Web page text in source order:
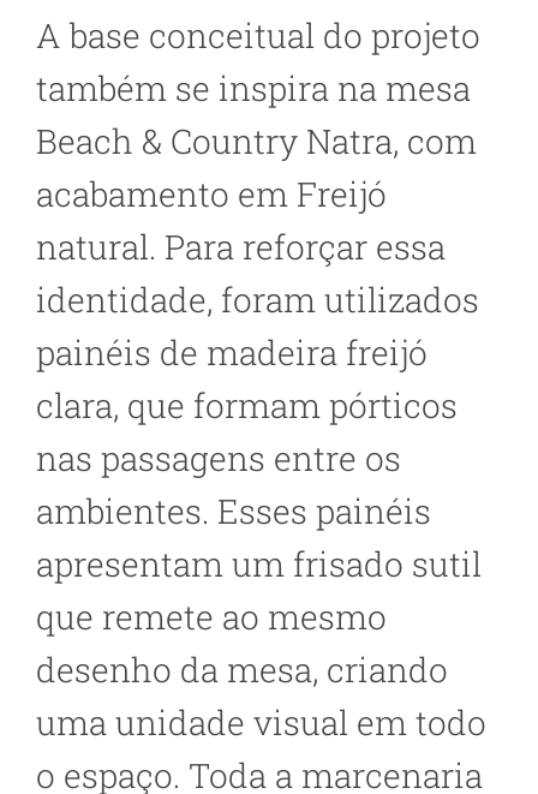
A base conceitual do projeto
também se inspira na mesa
Beach & Country Natra, com
acabamento em Freijó
natural. Para reforçar essa
identidade, foram utilizados
painéis de madeira freijó
clara, que formam pórticos
nas passagens entre os
ambientes. Esses painéis
apresentam um frisado sutil
que remete ao mesmo
desenho da mesa, criando
uma unidade visual em todo
o espaço. Toda a marcenaria